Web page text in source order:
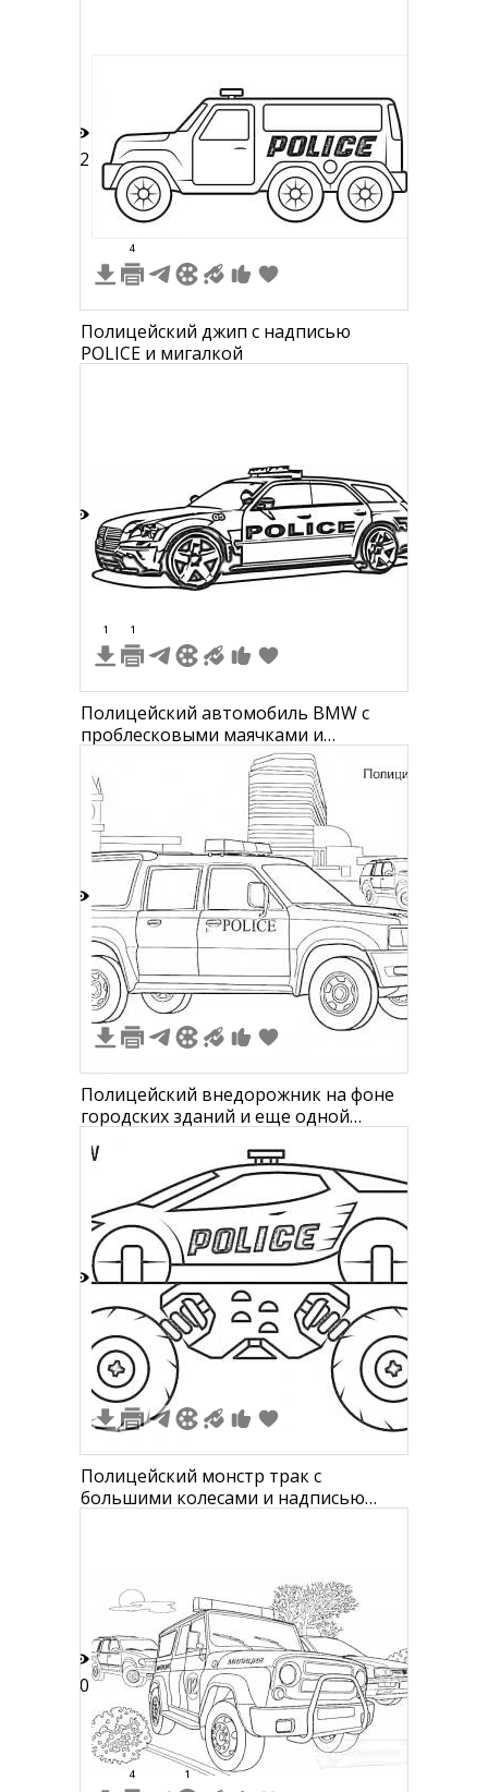
12
4
Полицейский джип с надписью
POLICE и мигалкой
1 1
Полицейский автомобиль BMW с
проблесковыми маячками и
надписью "POLICE" на боковой
стороне
Полицейский внедорожник на фоне
городских зданий и еще одной
Полицейский монстр трак с
большими колесами и надписью
10
4 1